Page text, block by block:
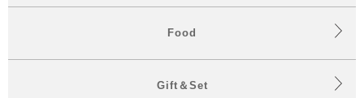
Food
Gift＆Set